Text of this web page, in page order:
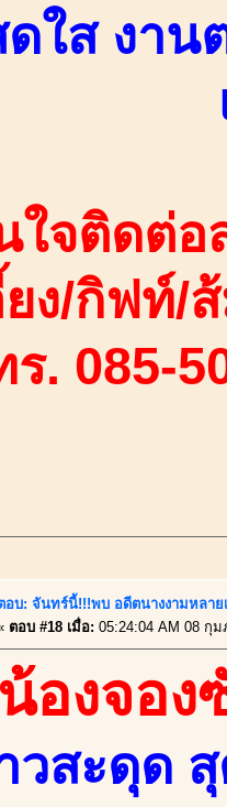
ใส งา
ใจติดต่อ
ยง/กิฟท์/
ร. 085-
อบ: จันทร์นี้!!!พบ อดีตนางงามหลา
ตอบ #18 เมื่อ: 05:24:04 AM 08 กุ
องจอง
วสะดุด สุ